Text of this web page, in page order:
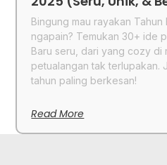
Bingung mau rayakan Tahun
ngapain? Temukan 30+ ide
Baru seru, dari yang cozy di
petualangan tak terlupakan.
tahun paling berkesan!
Read More